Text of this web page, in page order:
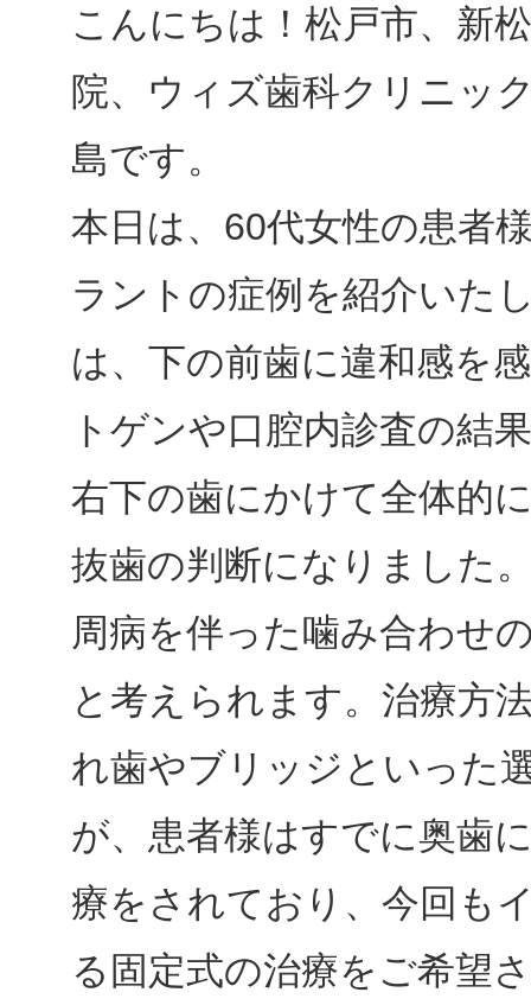
こんにちは！松戸市、新
院、ウィズ歯科クリニッ
島です。
本日は、60代女性の患者
ラントの症例を紹介いた
は、下の前歯に違和感を
トゲンや口腔内診査の結
右下の歯にかけて全体的
抜歯の判断になりました
周病を伴った噛み合わせ
と考えられます。治療方
れ歯やブリッジといった
が、患者様はすでに奥歯
療をされており、今回も
る固定式の治療をご希望